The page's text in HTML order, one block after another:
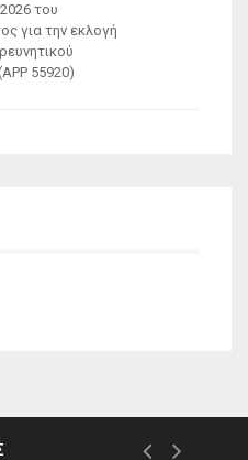
του
για την εκλογή
55920)